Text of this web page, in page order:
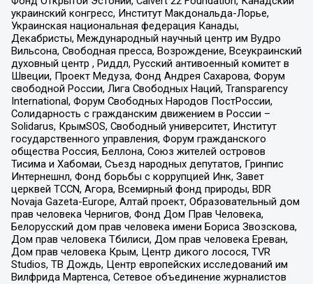
украинский конгресс, Институт Макдональда-Лорье,
Украинская национальная федерация Канады,
Декабристы, Международный научный центр им Вудро
Вильсона, Свободная пресса, Возрождение, Всеукраинский
духовный центр , Риддл, Русский антивоенный комитет в
Швеции, Проект Медуза, Фонд Андрея Сахарова, Форум
свободной России, Лига Свободных Наций, Transparеncy
International, Форум Свободных Народов ПостРоссии,
Солидарность с гражданским движением в России –
Solidarus, КрымSOS, Свободный университет, Институт
государственного управления, Форум гражданского
общества Россия, Беллона, Союз жителей островов
Тисима и Хабомаи, Съезд народных депутатов, Гринпис
Интернешнл, Фонд борьбы с коррупцией Инк, Завет
церквей TCCN, Агора, Всемирный фонд природы, BDR
Novaja Gazeta-Europe, Алтай проект, Образовательный дом
прав человека Чернигов, Фонд Дом Прав Человека,
Белорусский дом прав человека имени Бориса Звозскова,
Дом прав человека Тбилиси, Дом прав человека Ереван,
Дом прав человека Крым, Центр дикого лосося, TVR
Studios, ТВ Дождь, Центр европейских исследований им
Вилфрида Мартенса, Сетевое объединение журналистов